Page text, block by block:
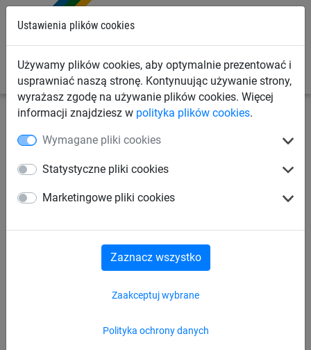
Ustawienia plików cookies
Używamy plików cookies, aby optymalnie prezentować i
usprawniać naszą stronę. Kontynuując używanie strony,
wyrażasz zgodę na używanie plików cookies. Więcej
informacji znajdziesz w polityka plików cookies.
Wymagane pliki cookies
Statystyczne pliki cookies
Marketingowe pliki cookies
Polityka ochrony danych
Zaakceptuj wybrane
Zaznacz wszystko
Akcesoria mocujące
Pręt gwintowany osadzony w
tulejce zaciskowej z
przegubem